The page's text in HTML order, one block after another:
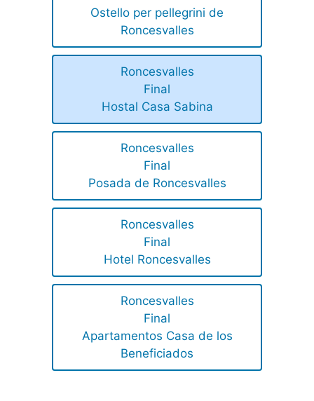
Ostello per pellegrini de
Roncesvalles
Roncesvalles
Final
Hostal Casa Sabina
Roncesvalles
Final
Posada de Roncesvalles
Roncesvalles
Final
Hotel Roncesvalles
Roncesvalles
Final
Apartamentos Casa de los
Beneficiados